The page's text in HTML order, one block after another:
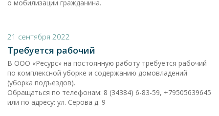
о мобилизации гражданина.
21 сентября 2022
Требуется рабочий
В ООО «Ресурс» на постоянную работу требуется рабочий
по комплексной уборке и содержанию домовладений
(уборка подъездов).
Обращаться по телефонам: 8 (34384) 6-83-59, +79505639645
или по адресу: ул. Серова д. 9